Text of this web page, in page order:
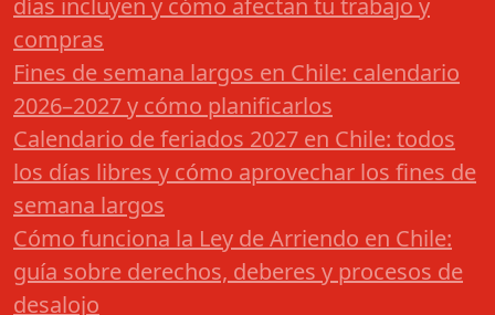
días incluyen y cómo afectan tu trabajo y
compras
Fines de semana largos en Chile: calendario
2026–2027 y cómo planificarlos
Calendario de feriados 2027 en Chile: todos
los días libres y cómo aprovechar los fines de
semana largos
Cómo funciona la Ley de Arriendo en Chile:
guía sobre derechos, deberes y procesos de
desalojo